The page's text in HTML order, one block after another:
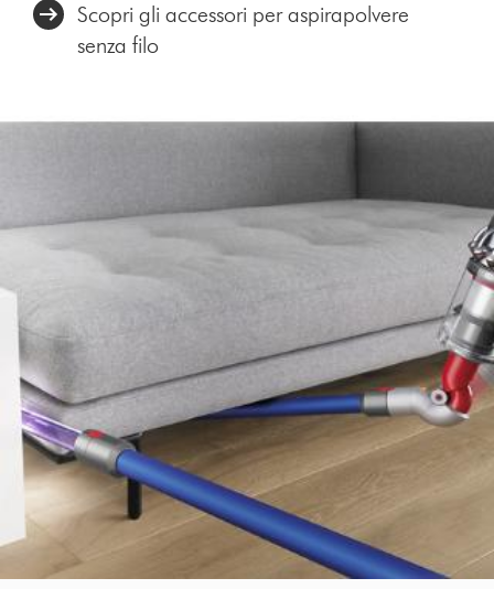
Scopri gli accessori per aspirapolvere
senza filo